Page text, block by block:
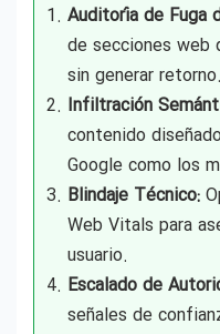
Auditoría de Fuga
de secciones web
sin generar retorno.
Infiltración
contenido
Google como los
Blindaje Técnico:
Web Vitals para
usuario.
Escalado de
señales de